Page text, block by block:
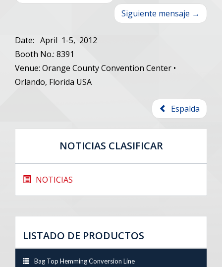
Siguiente mensaje →
Date: April 1-5, 2012
Booth No.: 8391
Venue: Orange County Convention Center •
Orlando, Florida USA
Espalda
NOTICIAS CLASIFICAR
NOTICIAS
LISTADO DE PRODUCTOS
Bag Top Hemming Conversion Line